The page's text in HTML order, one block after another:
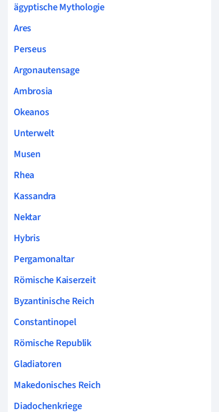
ägyptische Mythologie
Ares
Perseus
Argonautensage
Ambrosia
Okeanos
Unterwelt
Musen
Rhea
Kassandra
Nektar
Hybris
Pergamonaltar
Römische Kaiserzeit
Byzantinische Reich
Constantinopel
Römische Republik
Gladiatoren
Makedonisches Reich
Diadochenkriege